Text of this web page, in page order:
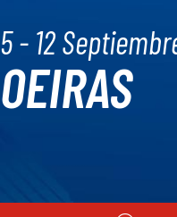
5 - 12
OEIRAS